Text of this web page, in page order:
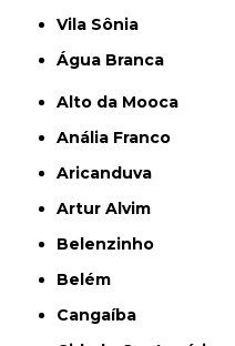
Vila Sônia
Água Branca
Alto da Mooca
Anália Franco
Aricanduva
Artur Alvim
Belenzinho
Belém
Cangaíba